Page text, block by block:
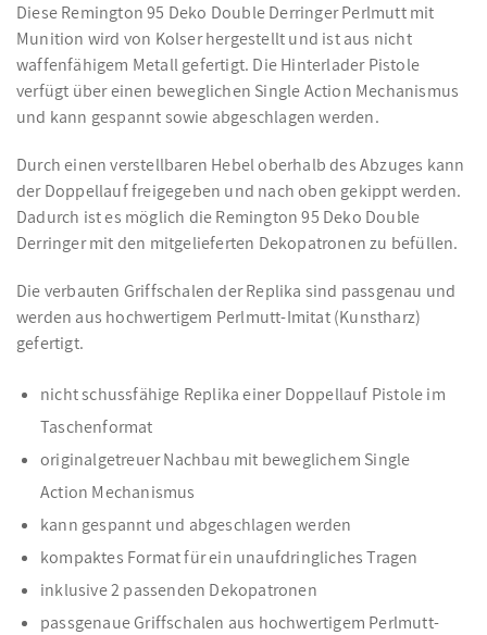
Diese Remington 95 Deko Double Derringer Perlmutt mit
Munition wird von Kolser hergestellt und ist aus nicht
waffenfähigem Metall gefertigt. Die Hinterlader Pistole
verfügt über einen beweglichen Single Action Mechanismus
und kann gespannt sowie abgeschlagen werden.
Durch einen verstellbaren Hebel oberhalb des Abzuges kann
der Doppellauf freigegeben und nach oben gekippt werden.
Dadurch ist es möglich die Remington 95 Deko Double
Derringer mit den mitgelieferten Dekopatronen zu befüllen.
Die verbauten Griffschalen der Replika sind passgenau und
werden aus hochwertigem Perlmutt-Imitat (Kunstharz)
gefertigt.
nicht schussfähige Replika einer Doppellauf Pistole im
Taschenformat
originalgetreuer Nachbau mit beweglichem Single
Action Mechanismus
kann gespannt und abgeschlagen werden
kompaktes Format für ein unaufdringliches Tragen
inklusive 2 passenden Dekopatronen
passgenaue Griffschalen aus hochwertigem Perlmutt-